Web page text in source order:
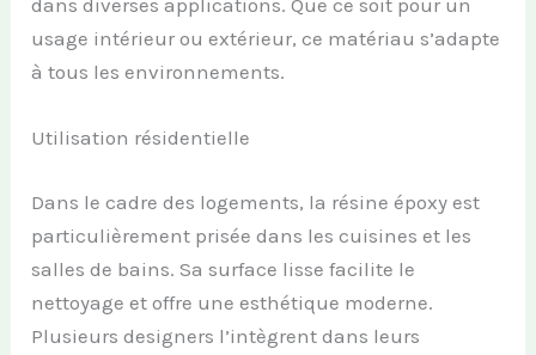
dans diverses applications. Que ce soit pour un
usage intérieur ou extérieur, ce matériau s’adapte
à tous les environnements.
Utilisation résidentielle
Dans le cadre des logements, la résine époxy est
particulièrement prisée dans les cuisines et les
salles de bains. Sa surface lisse facilite le
nettoyage et offre une esthétique moderne.
Plusieurs designers l’intègrent dans leurs